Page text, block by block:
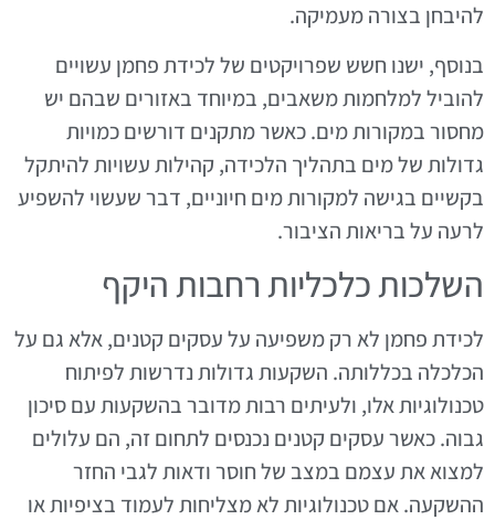
להיבחן בצורה מעמיקה.
בנוסף, ישנו חשש שפרויקטים של לכידת פחמן עשויים
להוביל למלחמות משאבים, במיוחד באזורים שבהם יש
מחסור במקורות מים. כאשר מתקנים דורשים כמויות
גדולות של מים בתהליך הלכידה, קהילות עשויות להיתקל
בקשיים בגישה למקורות מים חיוניים, דבר שעשוי להשפיע
לרעה על בריאות הציבור.
השלכות כלכליות רחבות היקף
לכידת פחמן לא רק משפיעה על עסקים קטנים, אלא גם על
הכלכלה בכללותה. השקעות גדולות נדרשות לפיתוח
טכנולוגיות אלו, ולעיתים רבות מדובר בהשקעות עם סיכון
גבוה. כאשר עסקים קטנים נכנסים לתחום זה, הם עלולים
למצוא את עצמם במצב של חוסר ודאות לגבי החזר
ההשקעה. אם טכנולוגיות לא מצליחות לעמוד בציפיות או